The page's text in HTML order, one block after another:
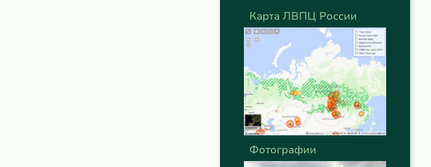
Карта ЛВПЦ России
Фотографии